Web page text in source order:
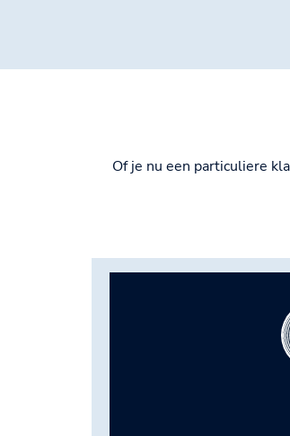
Of je nu een particuliere